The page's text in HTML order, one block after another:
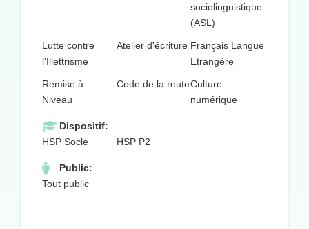
sociolinguistique
(ASL)
Lutte contre
l'Illettrisme
Atelier d'écriture Français Langue
Etrangère
Remise à
Niveau
Code de la routeCulture
numérique
Dispositif:
HSP Socle
HSP P2
Public:
Tout public